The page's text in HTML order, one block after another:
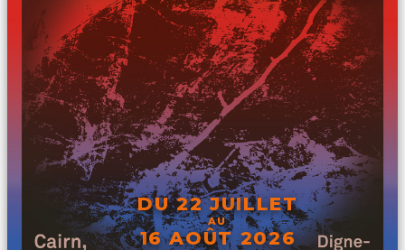
DU 22 JUILLET
AU
16 AOÛT 2026